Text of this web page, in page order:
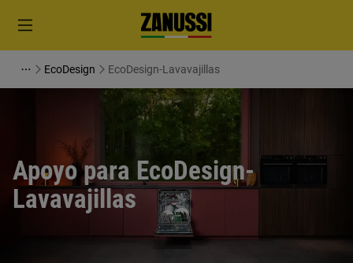
EcoDesign EcoDesign-Lavavajillas
Apoyo para EcoDesign-
Lavavajillas